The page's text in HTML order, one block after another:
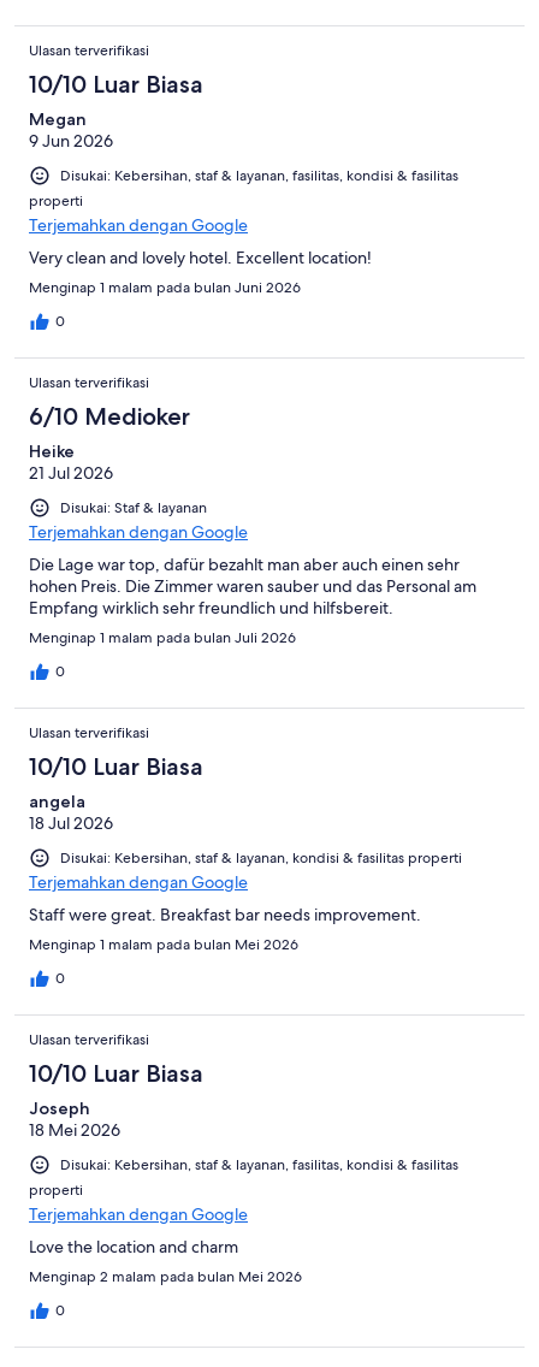
Ulasan terverifikasi
10/10 Luar Biasa
Megan
9 Jun 2026
Disukai: Kebersihan, staf & layanan, fasilitas, kondisi & fasilitas
properti
Terjemahkan dengan Google
Very clean and lovely hotel. Excellent location!
Menginap 1 malam pada bulan Juni 2026
0
Ulasan terverifikasi
6/10 Medioker
Heike
21 Jul 2026
Disukai: Staf & layanan
Terjemahkan dengan Google
Die Lage war top, dafür bezahlt man aber auch einen sehr
hohen Preis. Die Zimmer waren sauber und das Personal am
Empfang wirklich sehr freundlich und hilfsbereit.
Menginap 1 malam pada bulan Juli 2026
0
Ulasan terverifikasi
10/10 Luar Biasa
angela
18 Jul 2026
Disukai: Kebersihan, staf & layanan, kondisi & fasilitas properti
Terjemahkan dengan Google
Staff were great. Breakfast bar needs improvement.
Menginap 1 malam pada bulan Mei 2026
0
Ulasan terverifikasi
10/10 Luar Biasa
Joseph
18 Mei 2026
Disukai: Kebersihan, staf & layanan, fasilitas, kondisi & fasilitas
properti
Terjemahkan dengan Google
Love the location and charm
Menginap 2 malam pada bulan Mei 2026
0